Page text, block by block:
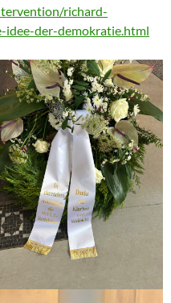
richard-
idee-der-demokratie.html